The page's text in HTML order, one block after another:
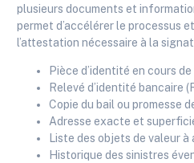
plusieurs documents et
permet d’accélérer le processus
l’attestation nécessaire à la
Pièce d’identité en cours
Relevé d’identité bancaire
Copie du bail ou promesse
Adresse exacte et
Liste des objets de valeur
Historique des sinistres